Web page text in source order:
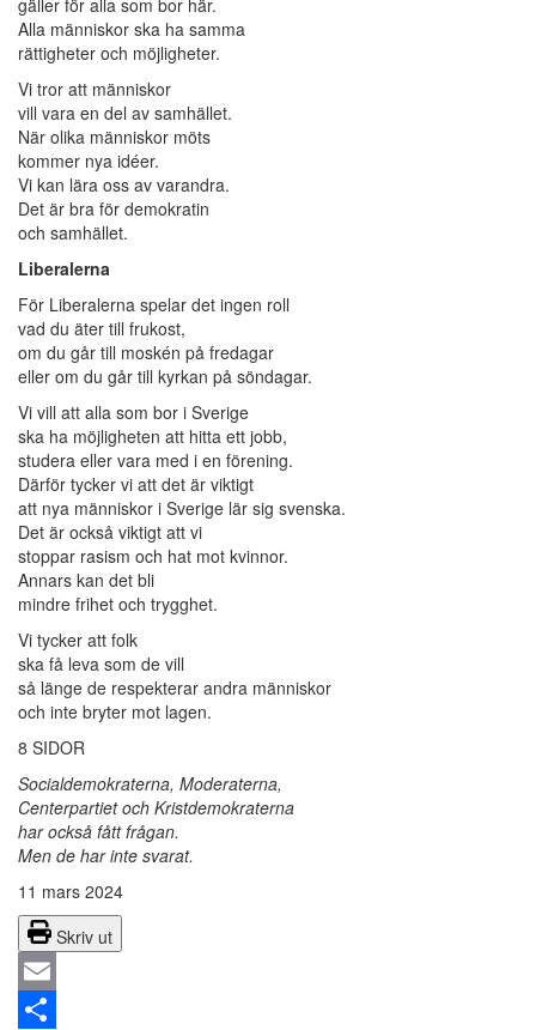
Alla människor ska ha samma
rättigheter och möjligheter.
Vi tror att människor
vill vara en del av samhället.
När olika människor möts
kommer nya idéer.
Vi kan lära oss av varandra.
Det är bra för demokratin
och samhället.
Liberalerna
För Liberalerna spelar det ingen roll
vad du äter till frukost,
om du går till moskén på fredagar
eller om du går till kyrkan på söndagar.
Vi vill att alla som bor i Sverige
ska ha möjligheten att hitta ett jobb,
studera eller vara med i en förening.
Därför tycker vi att det är viktigt
att nya människor i Sverige lär sig svenska.
Det är också viktigt att vi
stoppar rasism och hat mot kvinnor.
Annars kan det bli
mindre frihet och trygghet.
Vi tycker att folk
ska få leva som de vill
så länge de respekterar andra människor
och inte bryter mot lagen.
8 SIDOR
Socialdemokraterna, Moderaterna,
Centerpartiet och Kristdemokraterna
har också fått frågan.
Men de har inte svarat.
11 mars 2024
Skriv ut
Email